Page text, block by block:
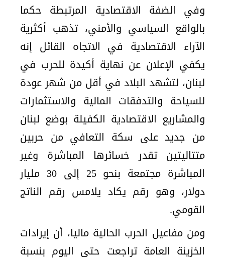
وفي الضفة الاقتصادية المرتبطة حكما
بالواقع السياسي والأمني، تذهب أكثرية
الآراء الاقتصادية في الاتجاه القائل إنه
يكفي الإعلان عن نهاية أكيدة للحرب في
لبنان، لتشهد البلاد في أقل من شهر عودة
للسياحة والتدفقات المالية والاستثمارات
والمشاريع الاقتصادية الكفيلة بوضع لبنان
من جديد على سكة التعافي من حربين
متتاليتين تقدر خسائرها المباشرة وغير
المباشرة مجتمعة بنحو 25 إلى 30 مليار
دولار، وهو رقم يكاد يلامس رقم الناتج
القومي.
ومن مفاعيل الحرب الحالية ماليا، أن إيرادات
الخزينة العامة تراجعت حتى اليوم بنسبة